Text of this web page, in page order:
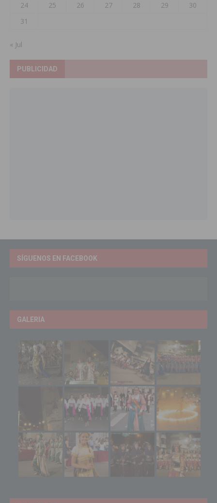
24
25 26 27 28 29
30
31
« Jul
PUBLICIDAD
SÍGUENOS EN FACEBOOK
GALERIA